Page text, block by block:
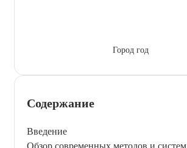
Город год
Содержание
Введение
Обзор современных методов и систем